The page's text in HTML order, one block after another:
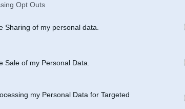
Opt Outs
Sharing of my personal data.
Sale of my Personal Data.
my Personal Data for Targeted